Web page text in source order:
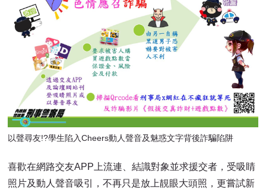
以聲尋友!?學生陷入Cheers動人聲音及魅惑文字背後詐騙陷阱
喜歡在網路交友APP上流連、結識對象並求援交者，受吸睛
照片及動人聲音吸引，不再只是放上靚眼大頭照，更嘗試新